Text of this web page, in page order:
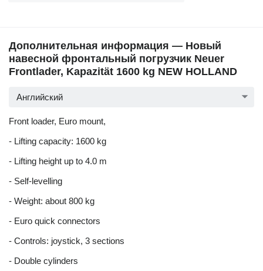
Дополнительная информация — Новый
навесной фронтальный погрузчик Neuer
Frontlader, Kapazität 1600 kg NEW HOLLAND
Английский
Front loader, Euro mount,
- Lifting capacity: 1600 kg
- Lifting height up to 4.0 m
- Self-levelling
- Weight: about 800 kg
- Euro quick connectors
- Controls: joystick, 3 sections
- Double cylinders